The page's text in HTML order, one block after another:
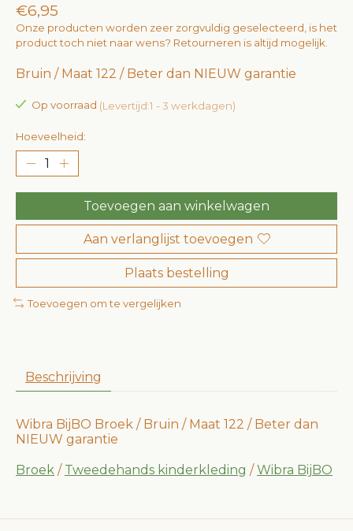
€6,95
Onze producten worden zeer zorgvuldig geselecteerd, is het
product toch niet naar wens? Retourneren is altijd mogelijk.
Bruin / Maat 122 / Beter dan NIEUW garantie
Op voorraad (Levertijd:1 - 3 werkdagen)
Hoeveelheid:
Toevoegen aan winkelwagen
Aan verlanglijst toevoegen
Plaats bestelling
Toevoegen om te vergelijken
Beschrijving
Wibra BijBO Broek / Bruin / Maat 122 / Beter dan
NIEUW garantie
Broek / Tweedehands kinderkleding / Wibra BijBO